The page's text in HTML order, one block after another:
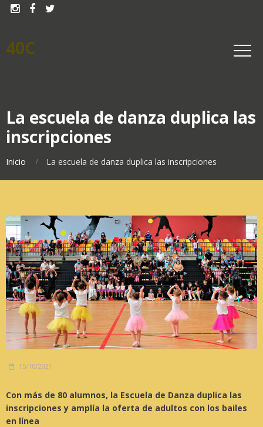
  
40C
La escuela de danza duplica las
inscripciones
Inicio La escuela de danza duplica las inscripciones
15/10/2021
Con más de 80 alumnos, la Escuela de Danza duplica las
inscripciones y amplía la oferta de adultos con los bailes
en línea